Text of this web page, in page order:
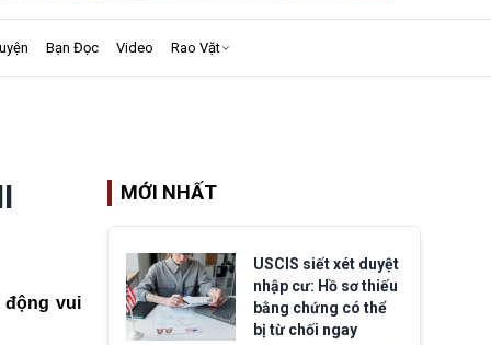
Bạn Đọc Video Rao Vặt
động vui
MỚI NHẤT
USCIS siết xét duyệt
nhập cư: Hồ sơ thiếu
bằng chứng có thể
bị từ chối ngay